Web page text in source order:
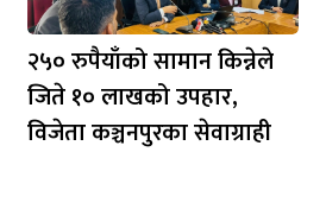
२५० रुपैयाँको सामान किन्नेले
जिते १० लाखको उपहार,
विजेता कञ्चनपुरका सेवाग्राही